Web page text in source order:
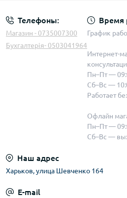
Телефоны:
Магазин - 0735007300
Бухгалтерія- 0503041964
Время
График
Интернет-
Пн–Пт —
Сб–Вс —
Работает
Офлайн
Пн–Пт —
Сб–Вс —
Наш адрес
Харьков, улица Шевченко 164
E-mail